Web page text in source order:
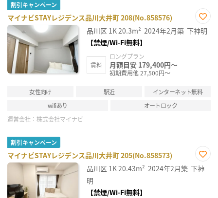
割引キャンペーン
マイナビSTAYレジデンス品川大井町 208(No.858576)
お気
に入
品川区 1K20.3m² 2024年2月築 下神明
【禁煙/Wi-Fi無料】
賃料
ロングプラン
月額目安 179,400円～
初期費用他 27,500円～
女性向け 駅近
インターネット無料
wifiあり
オートロック
運営会社： 株式会社マイナビ
割引キャンペーン
マイナビSTAYレジデンス品川大井町 205(No.858573)
お気
に入
品川区 1K20.43m² 2024年2月築 下神
明
【禁煙/Wi-Fi無料】